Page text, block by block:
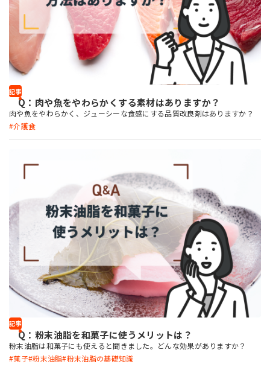
記事
Q：肉や魚をやわらかくする素材はありますか？
肉や魚をやわらかく、ジューシーな食感にする品質改良剤はありますか？
介護食
記事
Q：粉末油脂を和菓子に使うメリットは？
粉末油脂は和菓子にも使えると聞きました。どんな効果がありますか？
菓子 粉末油脂 粉末油脂の基礎知識